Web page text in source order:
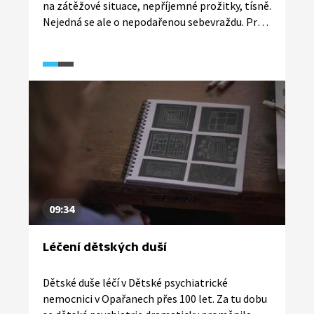
na zátěžové situace, nepříjemné prožitky, tísně.
Nejedná se ale o nepodařenou sebevraždu. Proč
zákazy. Co naopak pomůže, radí ředitelka
Dětského krizového centra Zora Dušková
v rozhovoru v pořadu Sama doma.
09:34
Léčení dětských duší
Dětské duše léčí v Dětské psychiatrické
nemocnici v Opařanech přes 100 let. Za tu dobu